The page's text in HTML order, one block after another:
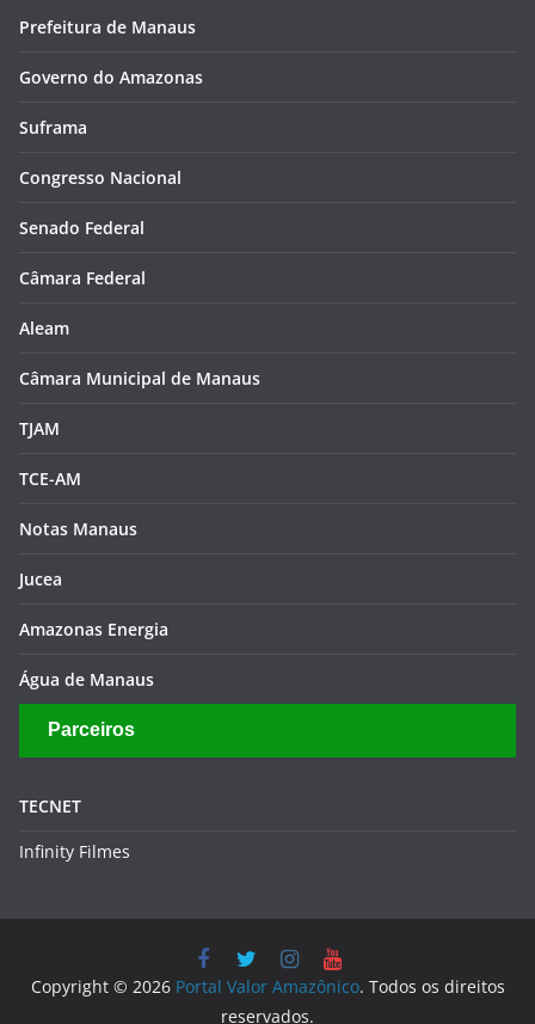
Prefeitura de Manaus
Governo do Amazonas
Suframa
Congresso Nacional
Senado Federal
Câmara Federal
Aleam
Câmara Municipal de Manaus
TJAM
TCE-AM
Notas Manaus
Jucea
Amazonas Energia
Água de Manaus
Parceiros
TECNET
Infinity Filmes
Copyright © 2026 Portal Valor Amazônico. Todos os direitos
reservados.